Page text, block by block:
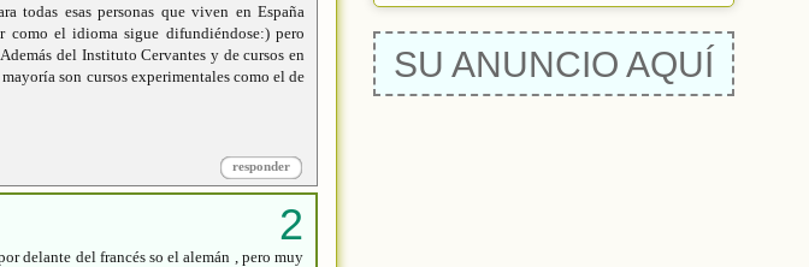
todas esas personas que viven en España
como el idioma sigue difundiéndose:) pero
del Instituto Cervantes y de cursos en
son cursos experimentales como el de
responder
delante del francés so el alemán , pero muy
SU ANUNCIO AQUÍ